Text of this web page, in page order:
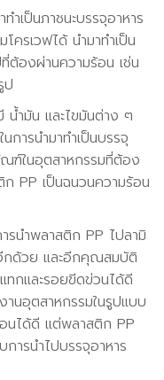
เป็นภาชนะบรรจุอาหาร
โครเวฟได้ นำมาทำเป็น
ต้องผ่านความร้อน เช่น
ป
น้ำมัน และไขมันต่าง ๆ
ารนำมาทำเป็นบรรจุ
ฑ์ในอุตสาหกรรมที่ต้อง
PP เป็นฉนวนความร้อน
รนำพลาสติก PP ไปลามิ
กด้วย และอีกคุณสมบัติ
ทกและรอยขีดข่วนได้ดี
านอุตสาหกรรมในรูปแบบ
นได้ดี แต่พลาสติก PP
ารนำไปบรรจุอาหาร